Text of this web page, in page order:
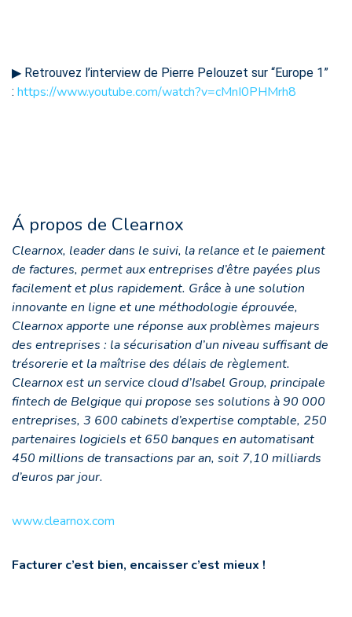
▶︎ Retrouvez l’interview de Pierre Pelouzet sur “Europe 1”
: https://www.youtube.com/watch?v=cMnI0PHMrh8
Á propos de Clearnox
Clearnox, leader dans le suivi, la relance et le paiement
de factures, permet aux entreprises d’être payées plus
facilement et plus rapidement. Grâce à une solution
innovante en ligne et une méthodologie éprouvée,
Clearnox apporte une réponse aux problèmes majeurs
des entreprises : la sécurisation d’un niveau suffisant de
trésorerie et la maîtrise des délais de règlement.
Clearnox est un service cloud d’Isabel Group, principale
fintech de Belgique qui propose ses solutions à 90 000
entreprises, 3 600 cabinets d’expertise comptable, 250
partenaires logiciels et 650 banques en automatisant
450 millions de transactions par an, soit 7,10 milliards
d’euros par jour.
www.clearnox.com
Facturer c’est bien, encaisser c’est mieux !